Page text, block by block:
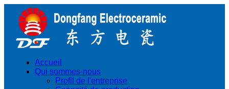
Accueil
Qui sommes-nous
Profil de l'entreprise